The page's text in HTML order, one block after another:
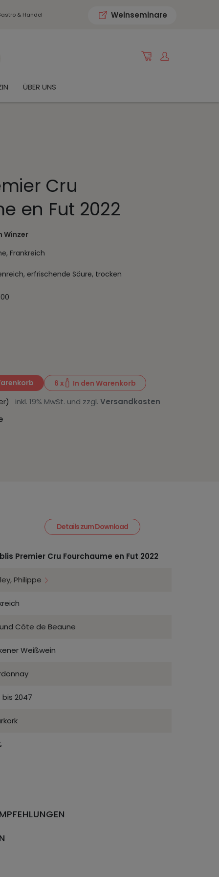
& Handel Weinseminare
ÜBER UNS
Cru
en Fut 2022
Winzer
Frankreich
erfrischende Säure, trocken
6 x In den Warenkorb
inkl. 19% MwSt. und zzgl. Versandkosten
Details zum Download
Premier Cru Fourchaume en Fut 2022
Philippe
Côte de Beaune
Weißwein
bis 2047